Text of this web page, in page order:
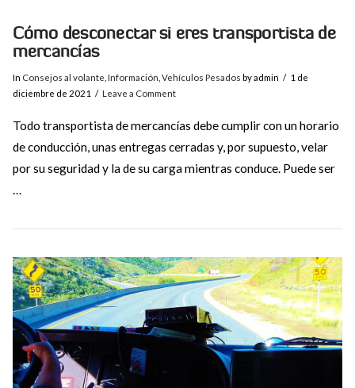
VIEW POST
Cómo desconectar si eres transportista de
mercancías
In Consejos al volante Información Vehículos Pesados by admin
1 de
diciembre de 2021
Leave a Comment
Todo transportista de mercancías debe cumplir con un horario
de conducción, unas entregas cerradas y, por supuesto, velar
por su seguridad y la de su carga mientras conduce. Puede ser
…